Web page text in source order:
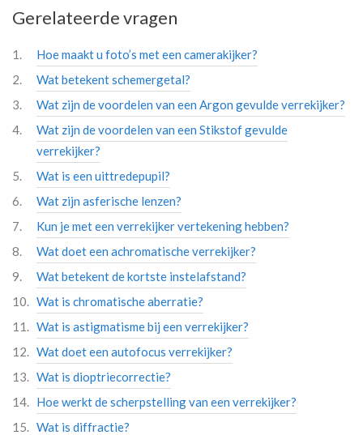
Gerelateerde vragen
Hoe maakt u foto’s met een camerakijker?
Wat betekent schemergetal?
Wat zijn de voordelen van een Argon gevulde verrekijker?
Wat zijn de voordelen van een Stikstof gevulde
verrekijker?
Wat is een uittredepupil?
Wat zijn asferische lenzen?
Kun je met een verrekijker vertekening hebben?
Wat doet een achromatische verrekijker?
Wat betekent de kortste instelafstand?
Wat is chromatische aberratie?
Wat is astigmatisme bij een verrekijker?
Wat doet een autofocus verrekijker?
Wat is dioptriecorrectie?
Hoe werkt de scherpstelling van een verrekijker?
Wat is diffractie?